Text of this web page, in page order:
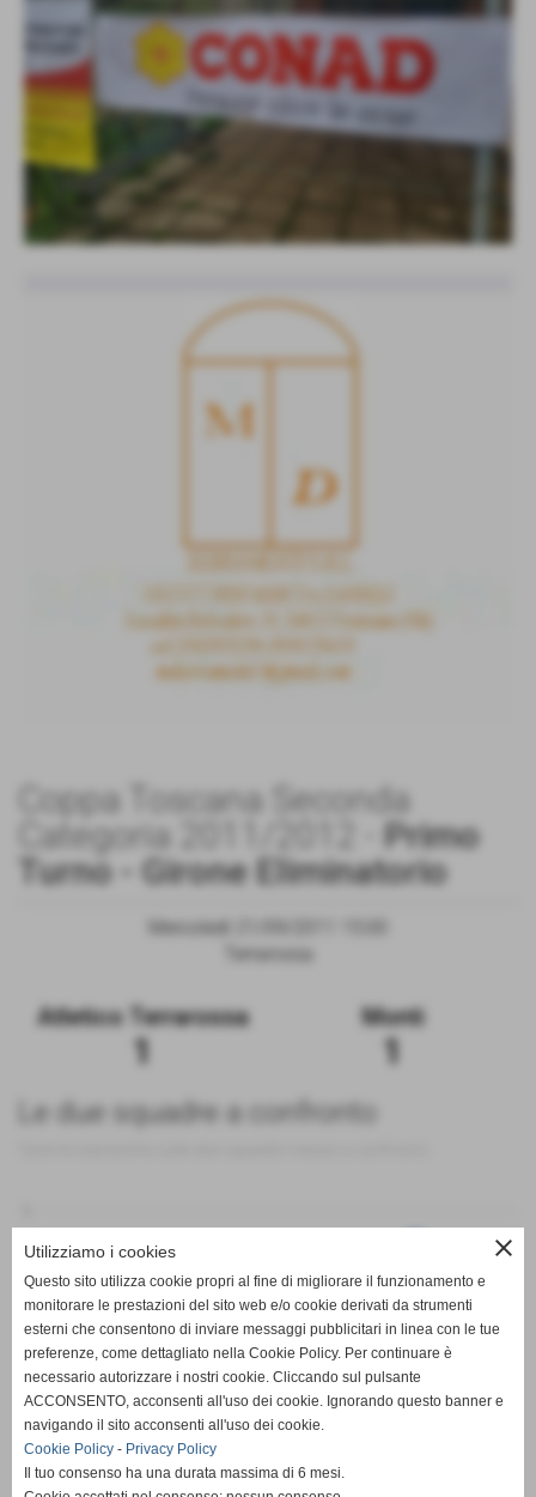
Coppa Toscana Seconda
Categoria 2011/2012 - Primo
Turno - Girone Eliminatorio
Atletico Terrarossa Monti
1 1
Le due squadre a confronto
PT G V N P GF GS
0
Atletico Terrarossa Monti
close
Utilizziamo i cookies
Questo sito utilizza cookie propri al fine di migliorare il funzionamento e
monitorare le prestazioni del sito web e/o cookie derivati da strumenti
esterni che consentono di inviare messaggi pubblicitari in linea con le tue
preferenze, come dettagliato nella Cookie Policy. Per continuare è
necessario autorizzare i nostri cookie. Cliccando sul pulsante
ACCONSENTO, acconsenti all'uso dei cookie. Ignorando questo banner e
navigando il sito acconsenti all'uso dei cookie.
Cookie Policy - Privacy Policy
Il tuo consenso ha una durata massima di 6 mesi.